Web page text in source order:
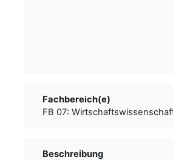
Fachbereich(e)
FB 07:
Beschreibung